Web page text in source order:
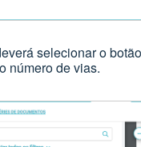
selecionar o botão
número de vias.